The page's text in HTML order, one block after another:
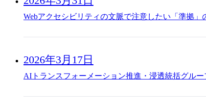
Webアクセシビリティの文脈で注意したい「準拠」
2026年3月17日
AIトランスフォーメーション推進・浸透統括グルー